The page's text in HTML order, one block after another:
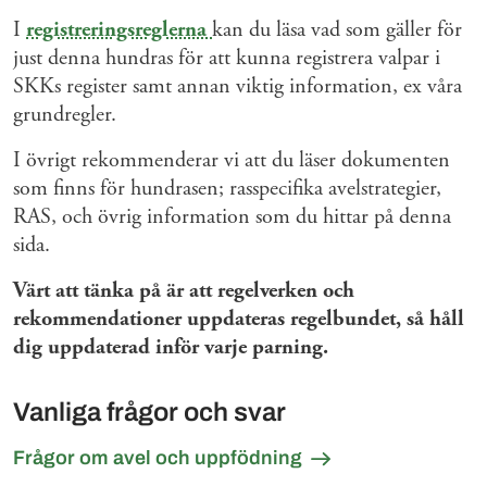
I registreringsreglernakan du läsa vad som gäller för
just denna hundras för att kunna registrera valpar i
SKKs register samt annan viktig information, ex våra
grundregler.
I övrigt rekommenderar vi att du läser dokumenten
som finns för hundrasen; rasspecifika avelstrategier,
RAS, och övrig information som du hittar på denna
sida.
Värt att tänka på är att regelverken och
rekommendationer uppdateras regelbundet, så håll
dig uppdaterad inför varje parning.
Vanliga frågor och svar
Frågor om avel och uppfödning